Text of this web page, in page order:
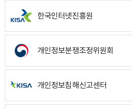
한국인터넷진흥원
개인정보분쟁조정위원회
개인정보침해신고센터